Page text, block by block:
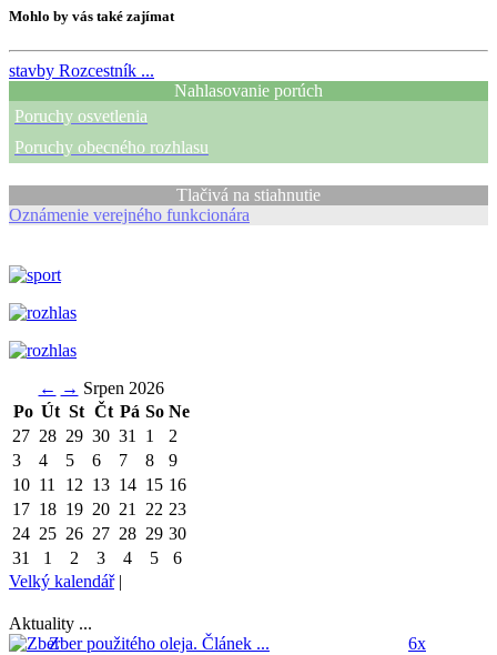
Mohlo by vás také zajímat
stavby Rozcestník ...
Nahlasovanie porúch
Poruchy osvetlenia
Poruchy obecného rozhlasu
Tlačivá na stiahnutie
Oznámenie verejného funkcionára
← → Srpen 2026
Po Út St Čt Pá So Ne
27 28 29 30 31 1
2
3
4 5 6 7 8
9
10 11 12 13 14 15 16
17 18 19 20 21 22 23
24 25 26 27 28 29 30
31
1 2 3 4 5
6
Velký kalendář|
Aktuality ...
Zber použitého oleja. Článek ... 6x